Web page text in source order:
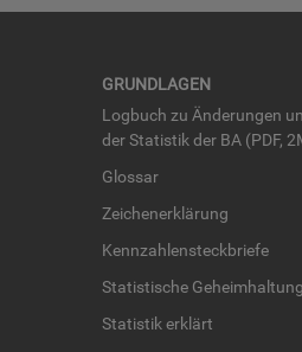
GRUND­LA­GEN
Log­buch zu Än­de­run­gen
der Sta­tis­tik der BA (PDF,
Glos­sar
Zei­chen­er­klä­rung
Kenn­zah­len­steck­brie­fe
Sta­tis­ti­sche Ge­heim­hal­tung
Sta­tis­tik er­klärt